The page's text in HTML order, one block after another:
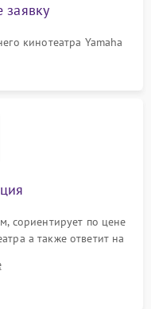
заявку
кинотеатра Yamaha
сориентирует по цене
а также ответит на